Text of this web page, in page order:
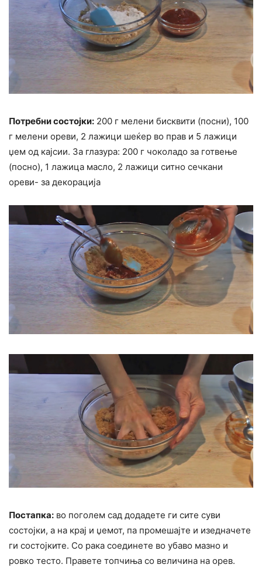
Потребни состојки: 200 г мелени бисквити (посни), 100
г мелени ореви, 2 лажици шеќер во прав и 5 лажици
џем од кајсии. За глазура: 200 г чоколадо за готвење
(посно), 1 лажица масло, 2 лажици ситно сечкани
ореви- за декорација
Постапка: во поголем сад додадете ги сите суви
состојки, а на крај и џемот, па промешајте и изедначете
ги состојките. Со рака соединете во убаво мазно и
ровко тесто. Правете топчиња со величина на орев.